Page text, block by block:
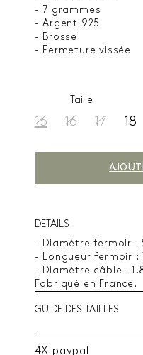
- 7 grammes
- Argent 925
- Brossé
- Fermeture vissée
Taille
15 16 17 18
DETAILS
- Diamètre fermoir :
- Longueur fermoir :
- Diamètre câble :
Fabriqué en France.
GUIDE DES TAILLES
4X paypal